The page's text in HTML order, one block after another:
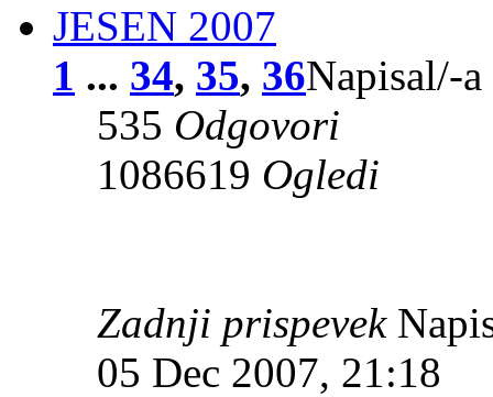
JESEN 2007
1 ... 34, 35, 36Napisal/-a
535 Odgovori
1086619 Ogledi
Zadnji prispevek
05 Dec 2007, 21:18